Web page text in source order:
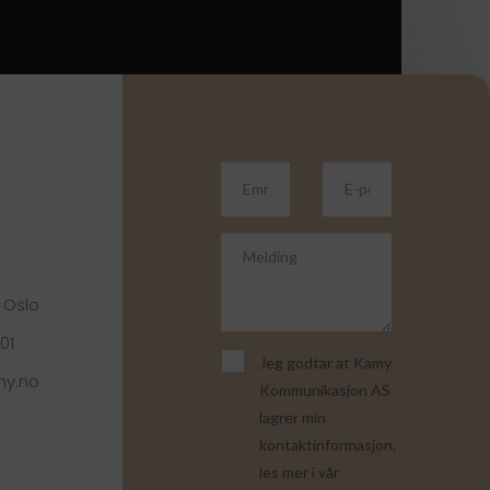
Jeg godtar at Kamy
Kommunikasjon AS
lagrer min
kontaktinformasjon,
les mer i vår